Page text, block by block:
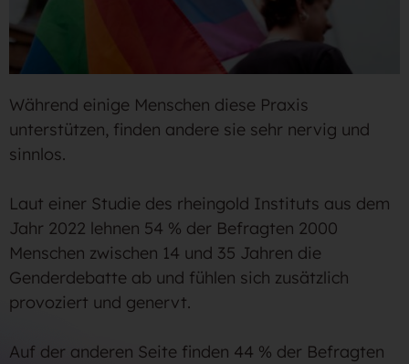
Während einige Menschen diese Praxis
unterstützen, finden andere sie sehr nervig und
sinnlos.
Laut einer Studie des rheingold Instituts aus dem
Jahr 2022 lehnen 54 % der Befragten 2000
Menschen zwischen 14 und 35 Jahren die
Genderdebatte ab und fühlen sich zusätzlich
provoziert und genervt.
Auf der anderen Seite finden 44 % der Befragten